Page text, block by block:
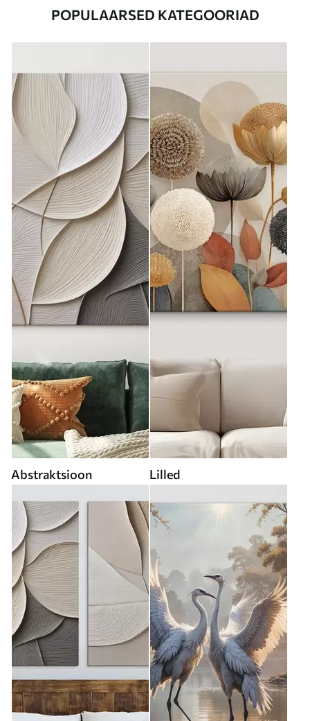
POPULAARSED KATEGOORIAD
Abstraktsioon Lilled